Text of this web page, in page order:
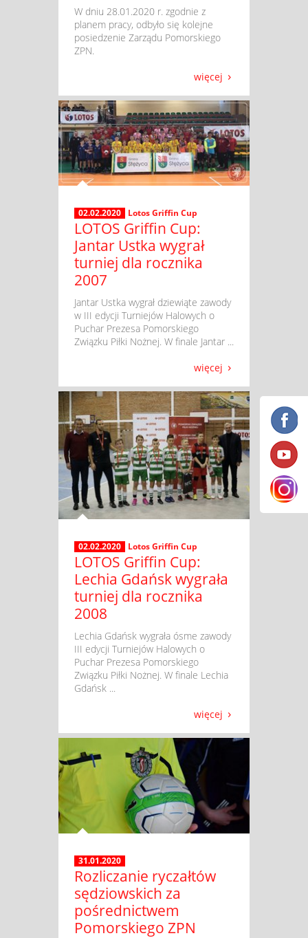
​ W dniu 28.01.2020 r. zgodnie z
planem pracy, odbyło się kolejne
posiedzenie Zarządu Pomorskiego
ZPN.
więcej
02.02.2020 Lotos Griffin Cup
LOTOS Griffin Cup:
Jantar Ustka wygrał
turniej dla rocznika
2007
​ Jantar Ustka wygrał dziewiąte zawody
w III edycji Turniejów Halowych o
Puchar Prezesa Pomorskiego
Związku Piłki Nożnej. W finale Jantar ...
więcej
02.02.2020 Lotos Griffin Cup
LOTOS Griffin Cup:
Lechia Gdańsk wygrała
turniej dla rocznika
2008
​ Lechia Gdańsk wygrała ósme zawody
III edycji Turniejów Halowych o
Puchar Prezesa Pomorskiego
Związku Piłki Nożnej. W finale Lechia
Gdańsk ...
więcej
31.01.2020
Rozliczanie ryczałtów
sędziowskich za
pośrednictwem
Pomorskiego ZPN